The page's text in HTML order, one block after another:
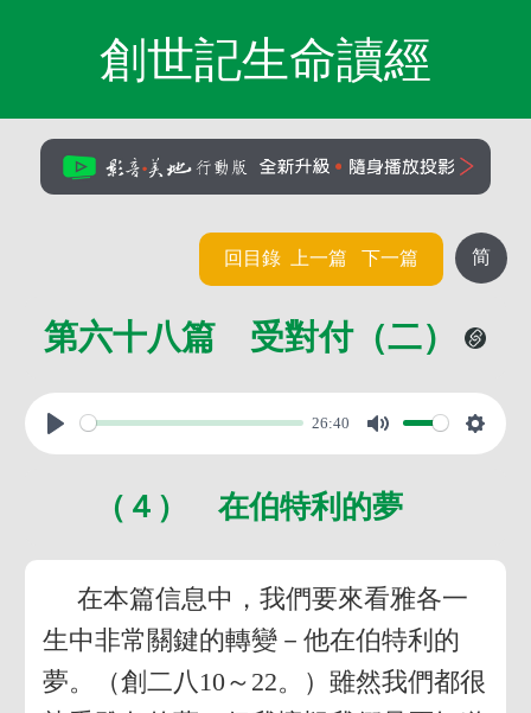
創世記生命讀經
简
回目錄 上一篇 下一篇
第六十八篇 受對付（二）
26:40
（４） 在伯特利的夢
在本篇信息中，我們要來看雅各一
生中非常關鍵的轉變－他在伯特利的
夢。（創二八10～22。）雖然我們都很